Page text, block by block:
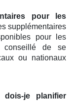
pour les
supplémentaires
pour les
conseillé de se
ou nationaux
je planifier